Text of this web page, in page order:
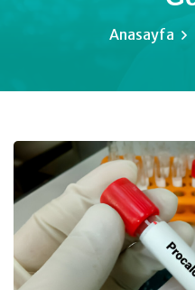
Anasayfa